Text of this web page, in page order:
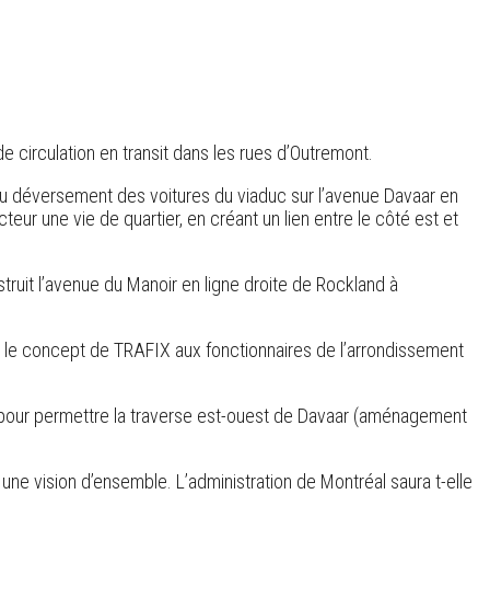
circulation en transit dans les rues d’Outremont.
des voitures du viaduc sur l’avenue Davaar en
une vie de quartier, en créant un lien entre le côté est et
l’avenue du Manoir en ligne droite de Rockland à
concept de TRAFIX aux fonctionnaires de l’arrondissement
permettre la traverse est-ouest de Davaar (aménagement
vision d’ensemble. L’administration de Montréal saura t-elle